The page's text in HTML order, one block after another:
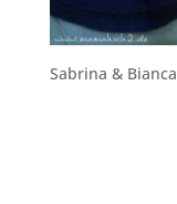
Sabrina & Bianca